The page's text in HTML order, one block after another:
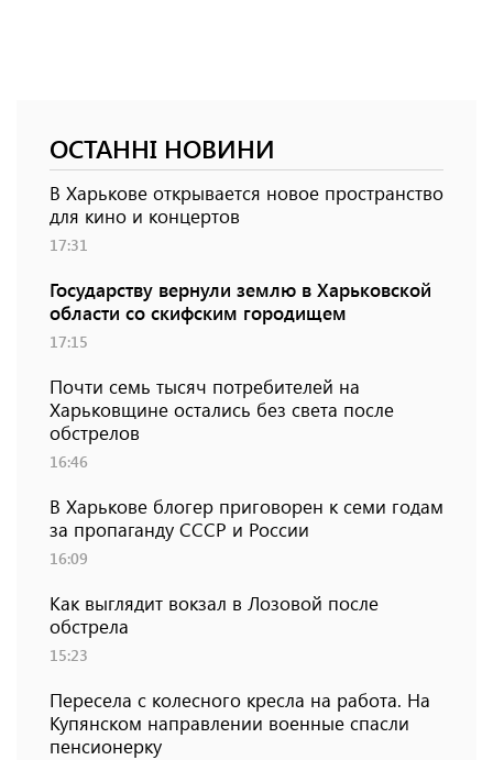
ОСТАННІ НОВИНИ
В Харькове открывается новое пространство
для кино и концертов
17:31
Государству вернули землю в Харьковской
области со скифским городищем
17:15
Почти семь тысяч потребителей на
Харьковщине остались без света после
обстрелов
16:46
В Харькове блогер приговорен к семи годам
за пропаганду СССР и России
16:09
Как выглядит вокзал в Лозовой после
обстрела
15:23
Пересела с колесного кресла на работа. На
Купянском направлении военные спасли
пенсионерку